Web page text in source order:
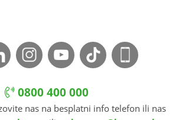
0800 400 000
nas na besplatni info telefon ili nas